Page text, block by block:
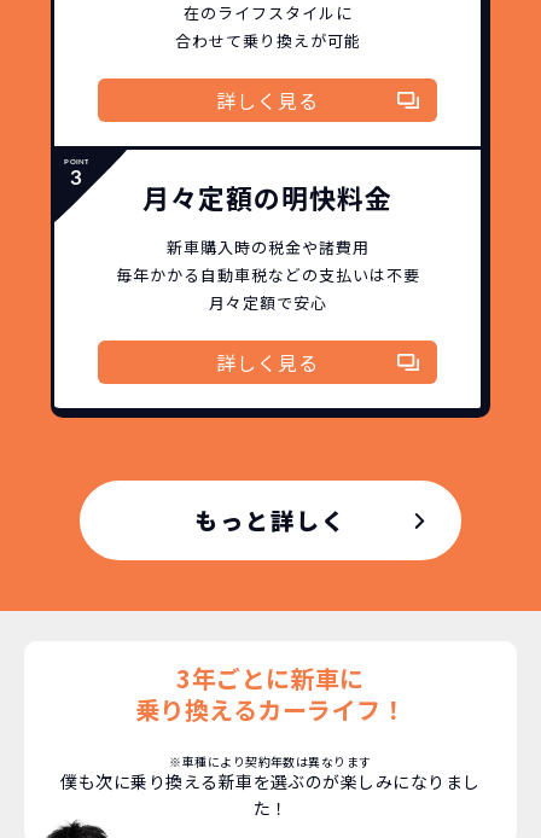
在のライフスタイルに
合わせて乗り換えが可能
詳しく見る
月々定額の明快料金
新車購入時の税金や諸費用
毎年かかる自動車税などの支払いは不要
月々定額で安心
詳しく見る
お車を返却いただく
必要があるため
通常のカーリースの場合、そのまま継続
して乗るか、購入するかなどを選べます。
しかし、NORIDOKIの場合は、車両を必
ず返却していただくことを前提とするこ
とで「超低価格」を実現しています。
新型の新車に定期的に乗換
車はだいたい３年くらいで飽きると言わ
れています。
もちろん、その人によりますが、最新型
く、人にも自慢できます！
維持にかかる、毎年の｢自動車税｣はコミ
コミ。3年契約なので通常車検時にかかる
｢自動車重量税｣、｢自賠責保険料｣「整備
料」などが不要となります。
もっと詳しく
3年ごとに新車に
乗り換えるカーライフ！
※車種により契約年数は異なります
僕も次に乗り換える新車を選ぶのが楽しみになりまし
た！